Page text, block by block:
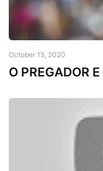
October 15, 2020
O PREGADOR